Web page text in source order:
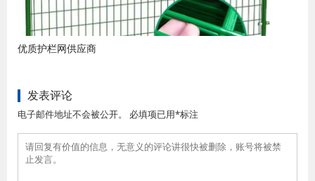
优质护栏网供应商
发表评论
电子邮件地址不会被公开。 必填项已用*标注